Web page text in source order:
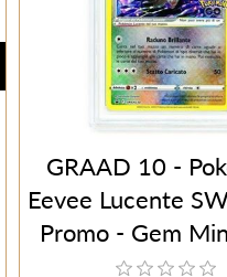
GRAAD 10 -
Eevee Lucente
Promo - Gem